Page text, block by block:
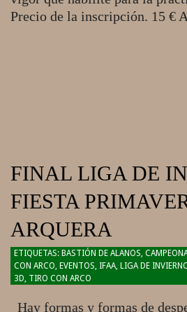
Precio de la inscripción. 15 €
FINAL LIGA DE
FIESTA
ARQUERA
2018-
03-
23
BASTIÓN DE ALANOS,
CON ARCO, EVENTOS, IFAA, LIGA DE
3D, TIRO CON ARCO
Hay formas y formas de